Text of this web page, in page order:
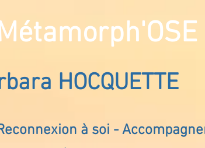
HOCQUETTE
à soi -